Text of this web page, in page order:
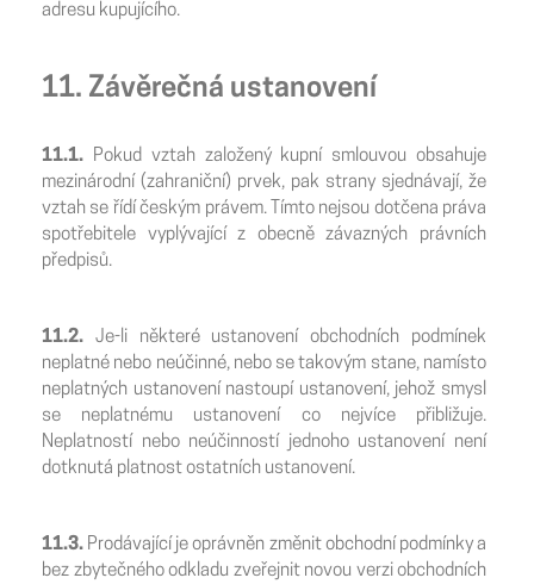
adresu kupujícího.
11. Závěrečná ustanovení
11.1.
Pokud vztah založený kupní smlouvou obsahuje
mezinárodní (zahraniční) prvek, pak strany sjednávají, že
vztah se řídí českým právem. Tímto nejsou dotčena práva
spotřebitele vyplývající z obecně závazných právních
předpisů.
11.2. Je-li některé ustanovení obchodních podmínek
neplatné nebo neúčinné, nebo se takovým stane, namísto
neplatných ustanovení nastoupí ustanovení, jehož smysl
se neplatnému ustanovení co nejvíce přibližuje.
Neplatností nebo neúčinností jednoho ustanovení není
dotknutá platnost ostatních ustanovení.
11.3. Prodávající je oprávněn změnit obchodní podmínky a
bez zbytečného odkladu zveřejnit novou verzi obchodních